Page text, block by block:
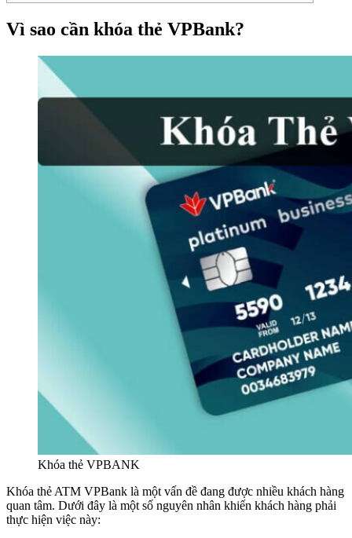
Vì sao cần khóa thẻ VPBank?
Khóa thẻ VPBANK
Khóa thẻ ATM VPBank là một vấn đề đang được nhiều khách hàng
quan tâm. Dưới đây là một số nguyên nhân khiến khách hàng phải
thực hiện việc này: